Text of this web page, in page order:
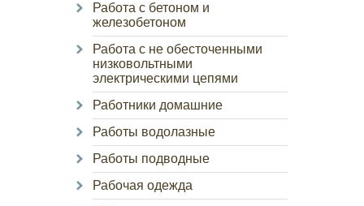
Работа с бетоном и
железобетоном
Работа с не обесточенными
низковольтными
электрическими цепями
Работники домашние
Работы водолазные
Работы подводные
Рабочая одежда